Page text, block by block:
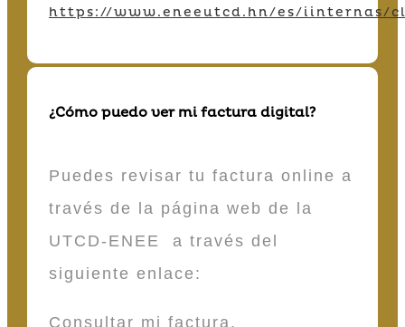
https://www.eneeutcd.hn/es/iinternas/
¿Cómo puedo ver mi factura digital?
Puedes revisar tu factura online a
través de la página web de la
UTCD-ENEE a través del
siguiente enlace:
Consultar mi factura.